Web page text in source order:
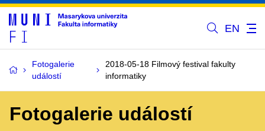
EN
Fotogalerie
událostí
2018-05-18 Filmový festival fakulty
informatiky
Fotogalerie událostí